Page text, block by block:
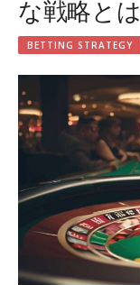
な戦略とは
BETTING STRATEGY